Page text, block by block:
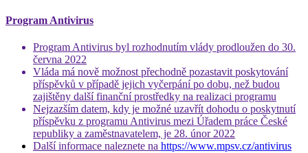
Program Antivirus
Program Antivirus byl rozhodnutím vlády prodloužen do 30.
června 2022
Vláda má nově možnost přechodně pozastavit poskytování
příspěvků v případě jejich vyčerpání po dobu, než budou
zajištěny další finanční prostředky na realizaci programu
Nejzazším datem, kdy je možné uzavřít dohodu o poskytnutí
příspěvku z programu Antivirus mezi Úřadem práce České
republiky a zaměstnavatelem, je 28. únor 2022
Další informace naleznete na https://www.mpsv.cz/antivirus